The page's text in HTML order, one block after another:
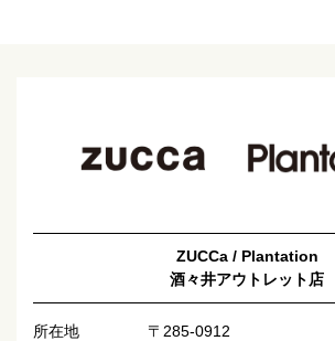
ZUCCa / Plantation
酒々井アウトレット店
所在地
〒285-0912